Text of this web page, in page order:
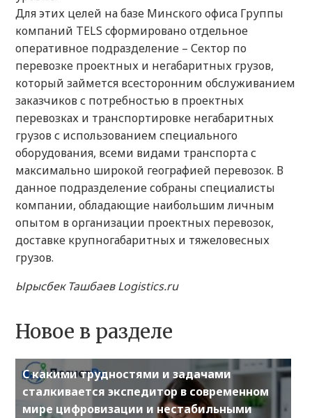
Для этих целей на базе Минского офиса Группы
компаний TELS cформировано отдельное
оперативное подразделение – Сектор по
перевозке проектных и негабаритных грузов,
который займется всесторонним обслуживанием
заказчиков с потребностью в проектных
перевозках и транспортировке негабаритных
грузов с использованием специального
оборудования, всеми видами транспорта с
максимально широкой географией перевозок. В
данное подразделение собраны специалисты
компании, обладающие наибольшим личным
опытом в организации проектных перевозок,
доставке крупногабаритных и тяжеловесных
грузов.
Ырысбек Ташбаев Logistics.ru
Новое в разделе
С какими трудностями и задачами
сталкивается экспедитор в современном
мире цифровизации и нестабильными